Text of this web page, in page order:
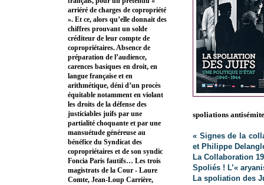
spoliations
« Signes de la
et Philippe
La Collaboration
Spoliés ! L’«
La spoliation des
arriéré de charges de copropriété
». Et ce, alors qu’elle donnait des
chiffres prouvant un solde
créditeur de leur compte de
copropriétaires. Absence de
préparation de l’audience,
carences basiques en droit, en
langue française et en
arithmétique, déni d’un procès
équitable notamment en violant
les droits de la défense des
justiciables juifs par une
partialité choquante et par une
mansuétude généreuse au
bénéfice du Syndicat des
copropriétaires et de son syndic
Foncia Paris fautifs… Les trois
magistrats de la Cour - Laure
Comte, Jean-Loup Carrière,